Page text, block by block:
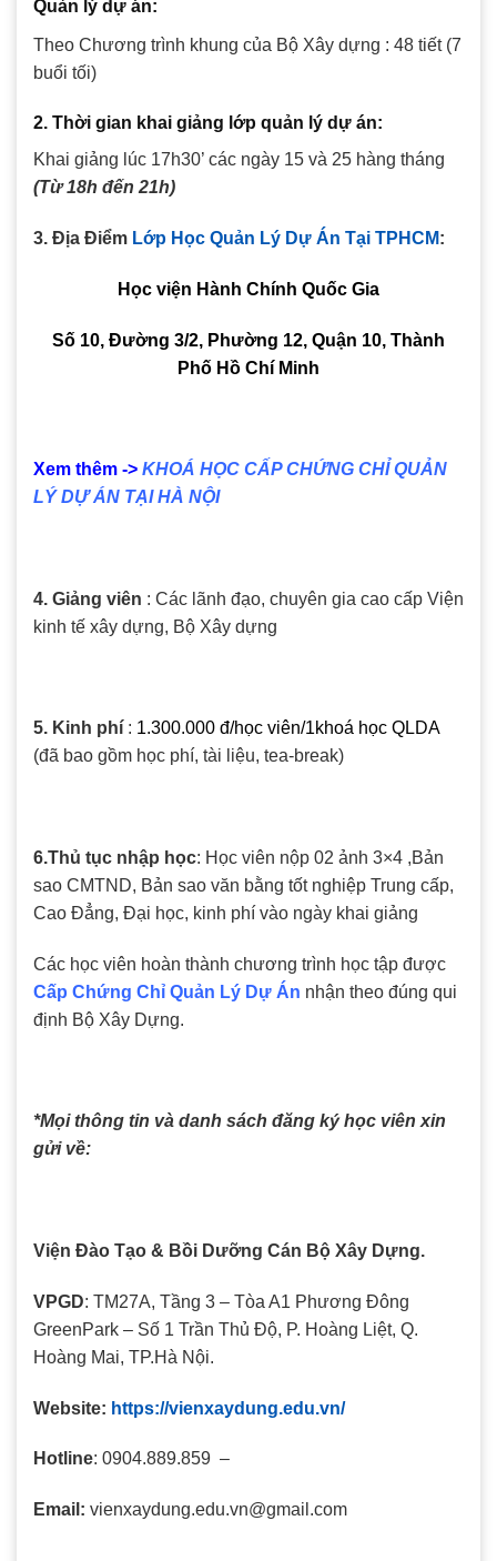
Quản lý dự án:
Theo Chương trình khung của Bộ Xây dựng : 48 tiết (7
buổi tối)
2. Thời gian khai giảng lớp quản lý dự án:
Khai giảng lúc 17h30’ các ngày 15 và 25 hàng tháng
(Từ 18h đến 21h)
3. Địa Điểm Lớp Học Quản Lý Dự Án Tại TPHCM:
Học viện Hành Chính Quốc Gia
Số 10, Đường 3/2, Phường 12, Quận 10, Thành
Phố Hồ Chí Minh
Xem thêm -> KHOÁ HỌC CẤP CHỨNG CHỈ QUẢN
LÝ DỰ ÁN TẠI HÀ NỘI
4. Giảng viên : Các lãnh đạo, chuyên gia cao cấp Viện
kinh tế xây dựng, Bộ Xây dựng
5. Kinh phí : 1.300.000 đ/học viên/1khoá học QLDA
(đã bao gồm học phí, tài liệu, tea-break)
6.Thủ tục nhập học: Học viên nộp 02 ảnh 3×4 ,Bản
sao CMTND, Bản sao văn bằng tốt nghiệp Trung cấp,
Cao Đẳng, Đại học, kinh phí vào ngày khai giảng
Các học viên hoàn thành chương trình học tập được
Cấp Chứng Chỉ Quản Lý Dự Án nhận theo đúng qui
định Bộ Xây Dựng.
*Mọi thông tin và danh sách đăng ký học viên xin
gửi về:
Viện Đào Tạo & Bồi Dưỡng Cán Bộ Xây Dựng.
VPGD: TM27A, Tầng 3 – Tòa A1 Phương Đông
GreenPark – Số 1 Trần Thủ Độ, P. Hoàng Liệt, Q.
Hoàng Mai, TP.Hà Nội.
Website: https://vienxaydung.edu.vn/
Hotline: 0904.889.859 –
Email: vienxaydung.edu.vn@gmail.com